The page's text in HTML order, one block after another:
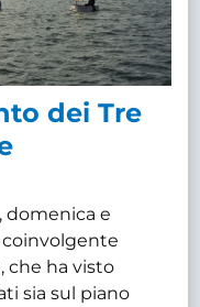
dei Tre
domenica e
che ha visto
sia sul piano